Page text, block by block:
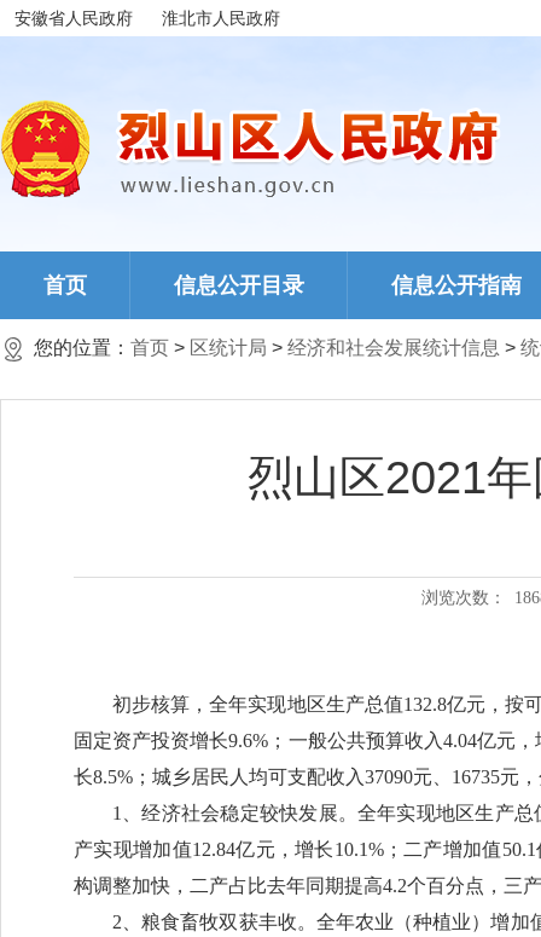
安徽省人民政府 淮北市人民政府
首页 信息公开目录 信息公开指南
您的位置： 首页 > 区统计局 > 经济和社会发展统计信息 >
烈山区2021
浏览次数：
初步核算，全年实现地区生产总值132.8亿元，按
固定资产投资增长9.6%；一般公共预算收入4.04亿元
长8.5%；城乡居民人均可支配收入37090元、16735元
1、经济社会稳定较快发展。全年实现地区生产
产实现增加值12.84亿元，增长10.1%；二产增加值
构调整加快，二产占比去年同期提高4.2个百分点，三
2、粮食畜牧双获丰收。全年农业（种植业）增加